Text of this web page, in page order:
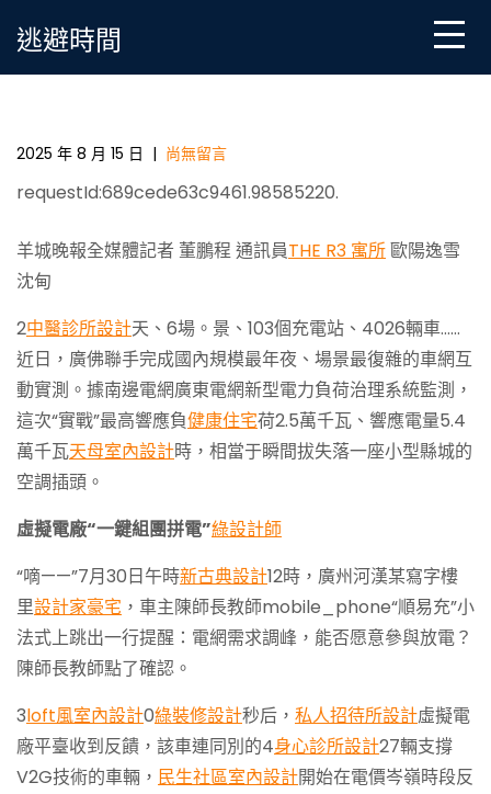
逃避時間
國內規模最年夜、場景最復雜的車網互動實測落地廣
2025 年 8 月 15 日 | 尚無留言
requestId:689cede63c9461.98585220.
羊城晚報全媒體記者 董鵬程 通訊員THE R3 寓所歐陽逸雪
沈甸
2中醫診所設計天、6場。景、103個充電站、4026輛車……
近日，廣佛聯手完成國內規模最年夜、場景最復雜的車網互
動實測。據南邊電網廣東電網新型電力負荷治理系統監測，
這次“實戰”最高響應負健康住宅荷2.5萬千瓦、響應電量5.4
萬千瓦天母室內設計時，相當于瞬間拔失落一座小型縣城的
空調插頭。
虛擬電廠“一鍵組團拼電”綠設計師
“嘀——”7月30日午時新古典設計12時，廣州河漢某寫字樓
里設計家豪宅 ，車主陳師長教師mobile_phone“順易充”小
法式上跳出一行提醒：電網需求調峰，能否愿意參與放電？
陳師長教師點了確認。
3loft風室內設計0綠裝修設計秒后， 私人招待所設計虛擬電
廠平臺收到反饋，該車連同別的4身心診所設計27輛支撐
V2G技術的車輛， 民生社區室內設計開始在電價岑嶺時段反